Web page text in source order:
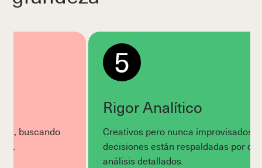
Rigor Analítico
Creativos pero nunca improvisados. Nuestras
decisiones están respaldadas por datos sólidos y
análisis detallados.